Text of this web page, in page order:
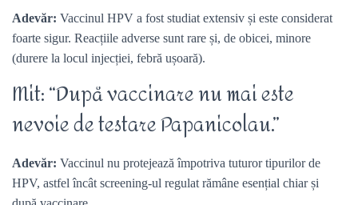
Adevăr: Vaccinul HPV a fost studiat extensiv și este considerat
foarte sigur. Reacțiile adverse sunt rare și, de obicei, minore
(durere la locul injecției, febră ușoară).
Mit: “După vaccinare nu mai este
nevoie de testare Papanicolau.”
Adevăr: Vaccinul nu protejează împotriva tuturor tipurilor de
HPV, astfel încât screening-ul regulat rămâne esențial chiar și